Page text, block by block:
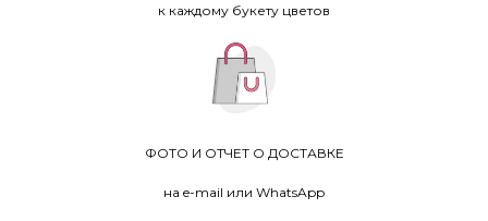
к каждому букету цветов
ФОТО И ОТЧЕТ О ДОСТАВКЕ
на e-mail или WhatsApp